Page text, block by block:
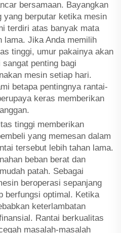
bersamaan. Bayangkan
yang berputar ketika mesin
terdiri atas banyak mata
lama. Jika Anda memilih
tinggi, umur pakainya akan
penting bagi
mesin setiap hari.
betapa pentingnya rantai-
keras memberikan
tinggi memberikan
yang memesan dalam
tersebut lebih tahan lama.
beban berat dan
patah. Sebagai
beroperasi sepanjang
berfungsi optimal. Ketika
keterlambatan
Rantai berkualitas
masalah-masalah